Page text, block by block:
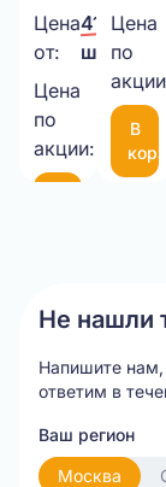
40мкм
прозрачный
Цена
от:
41,00 ₽/
шт.
Цена
по
акции:
35,00 ₽/
в
Цена
по
В
Не нашли
Напишите
ответим в
Ваш регион
Москва